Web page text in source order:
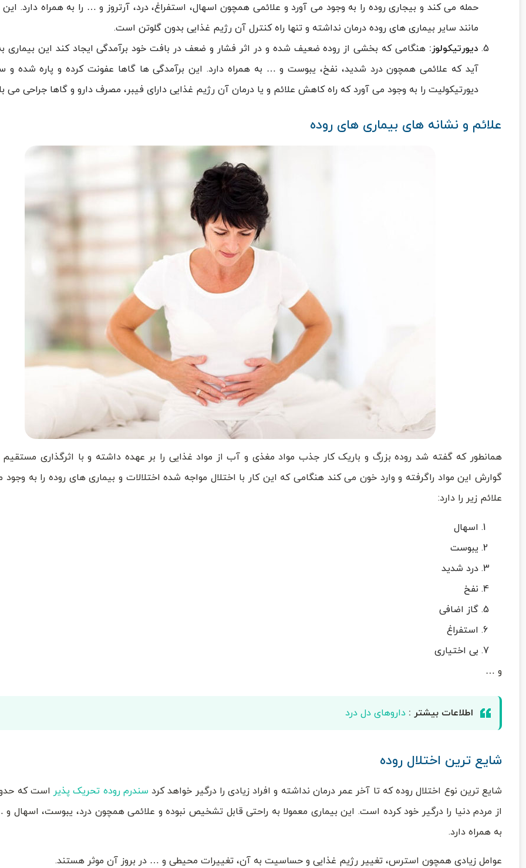
حمله می کند و بیجاری روده را به وجود می آورد و علائمی همچون اسهال، استفراغ، درد، آرتروز و … را به همراه دارد‌. این
مانند سایر بیماری های روده درمان نداشته و تنها راه کنترل آن رژیم غذایی بدون گلوتن است.
دیورتیکولوز: هنگامی که بخشی از روده ضعیف شده و در اثر فشار و ضعف در بافت خود برآمدگی ایجاد کند این بیماری
آید که علائمی همچون درد شدید، نفخ، یبوست و … به همراه دارد. این برآمدگی ها گاها عفونت کرده و پاره شده
دیورتیکولیت را به وجود می آورد‌ که راه کاهش علائم و یا درمان آن رژیم غذایی دارای فیبر، مصرف دارو و گاها جراحی می
علائم و نشانه های بیماری های روده
همانطور که گفته شد روده بزرگ و باریک کار جذب مواد مغذی و آب از مواد غذایی را بر عهده داشته و با اثرگذاری مستقیم
گوارش این مواد راگرفته و وارد خون می کند هنگامی که این کار با اختلال مواجه شده اختلالات و بیماری های روده را به وجود
علائم زیر را دارد:
اسهال
یبوست
درد شدید
نفخ
گاز اضافی
استفراغ
بی اختیاری
و …
اطلاعات بیشتر : داروهای دل درد
شایع ترین اختلال روده
شایع ترین نوع اختلال روده که تا آخر عمر درمان نداشته و افراد زیادی را درگیر خواهد کرد سندرم روده تحریک پذیر است که
از مردم دنیا را درگیر خود کرده است. این بیماری معمولا به راحتی قابل تشخیص نبوده و علائمی همچون درد، یبوست، اسهال و
به همراه دارد.
عوامل زیادی همچون استرس، تغییر رژیم غذایی و حساسیت به آن، تغییرات محیطی و … در بروز آن موثر هستند.